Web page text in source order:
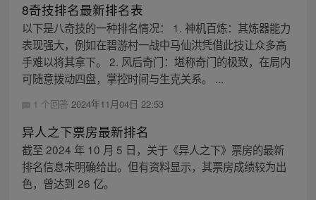
8奇技排名最新排名表
以下是八奇技的一种排名情况： 1. 神机百炼：其炼器能力
表现强大，例如在碧游村一战中马仙洪凭借此技让众多高
手难以将其拿下。 2. 风后奇门：堪称奇门的极致，在局内
可随意拨动四盘，掌控时间与生克关系。 ...
1 个回答 2024年11月04日 22:53
异人之下票房最新排名
截至 2024 年 10 月 5 日，关于《异人之下》票房的最新
排名信息未明确给出。但有资料显示，其票房成绩较为出
色，曾达到 26 亿。